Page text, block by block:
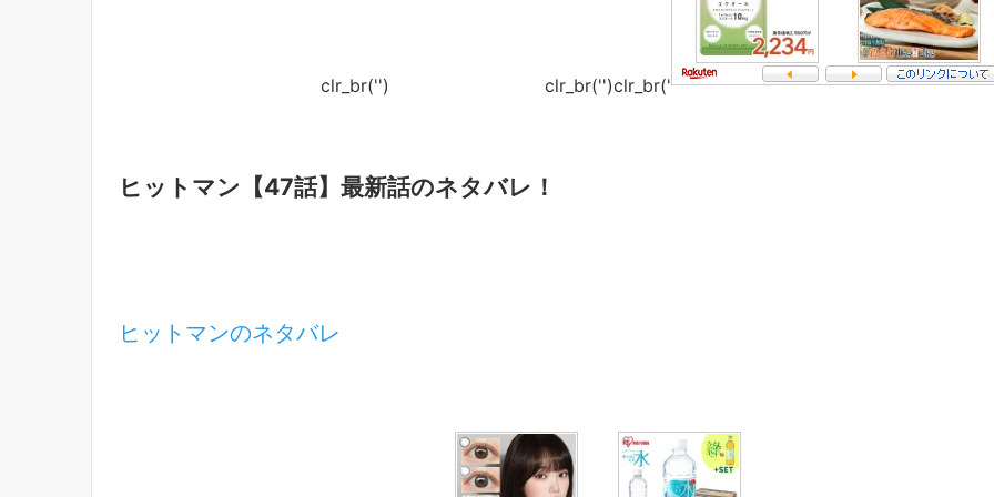
clr_br('') clr_br('')clr_br('
ヒットマン【47話】最新話のネタバレ！
ヒットマンのネタバレ